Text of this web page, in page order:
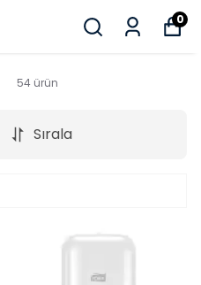
0
54 ürün
Sırala